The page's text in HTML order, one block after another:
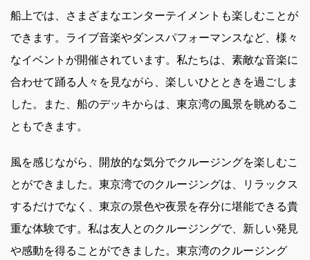
船上では、さまざまなエンターテイメントも楽しむことが
できます。ライブ音楽やダンスパフォーマンスなど、様々
なイベントが開催されています。私たちは、素敵な音楽に
合わせて踊る人々を見ながら、楽しいひとときを過ごしま
した。また、船のデッキからは、東京湾の風景を眺めるこ
ともできます。
風を感じながら、開放的な気分でクルージングを楽しむこ
とができました。東京湾でのクルージングは、リラックス
するだけでなく、東京の景色や夜景を存分に堪能できる貴
重な体験です。私は友人とのクルージングで、新しい発見
や感動を得ることができました。東京湾のクルージング